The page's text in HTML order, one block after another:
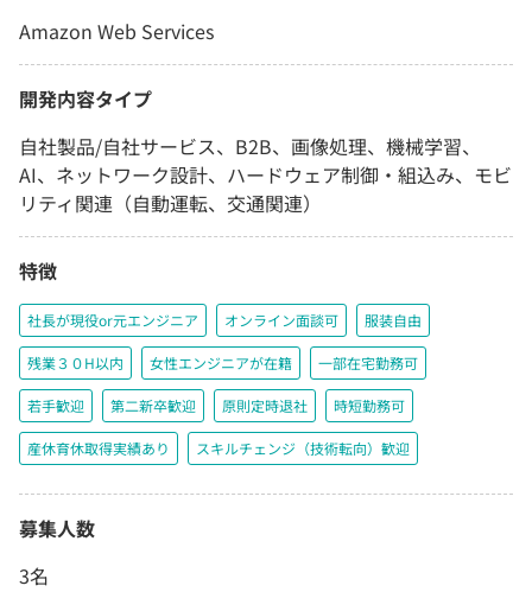
Amazon Web Services
開発内容タイプ
自社製品/自社サービス、B2B、画像処理、機械学習、
AI、ネットワーク設計、ハードウェア制御・組込み、モビ
リティ関連（自動運転、交通関連）
特徴
社長が現役or元エンジニア オンライン面談可 服装自由
残業３０H以内 女性エンジニアが在籍 一部在宅勤務可
若手歓迎 第二新卒歓迎 原則定時退社 時短勤務可
産休育休取得実績あり スキルチェンジ（技術転向）歓迎
募集人数
3名